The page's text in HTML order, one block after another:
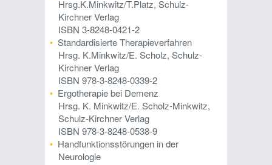
Hrsg.K.Minkwitz/T.Platz, Schulz-
Kirchner Verlag
ISBN 3-8248-0421-2
Standardisierte Therapieverfahren
Hrsg. K.Minkwitz/E. Scholz, Schulz-
Kirchner Verlag
ISBN 978-3-8248-0339-2
Ergotherapie bei Demenz
Hrsg. K. Minkwitz/E. Scholz-Minkwitz,
Schulz-Kirchner Verlag
ISBN 978-3-8248-0538-9
Handfunktionsstörungen in der
Neurologie